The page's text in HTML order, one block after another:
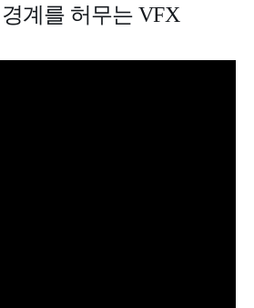
계를 허무는 VFX